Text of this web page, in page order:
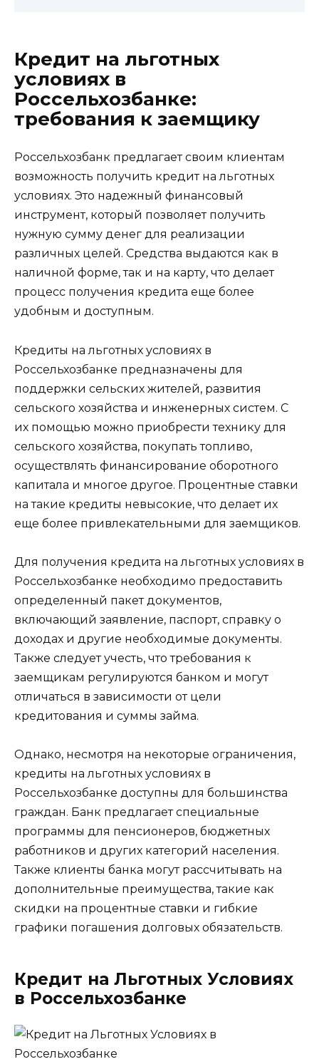
Кредит на льготных
условиях в
Россельхозбанке:
требования к заемщику
Россельхозбанк предлагает своим клиентам
возможность получить кредит на льготных
условиях. Это надежный финансовый
инструмент, который позволяет получить
нужную сумму денег для реализации
различных целей. Средства выдаются как в
наличной форме, так и на карту, что делает
процесс получения кредита еще более
удобным и доступным.
Кредиты на льготных условиях в
Россельхозбанке предназначены для
поддержки сельских жителей, развития
сельского хозяйства и инженерных систем. С
их помощью можно приобрести технику для
сельского хозяйства, покупать топливо,
осуществлять финансирование оборотного
капитала и многое другое. Процентные ставки
на такие кредиты невысокие, что делает их
еще более привлекательными для заемщиков.
Для получения кредита на льготных условиях в
Россельхозбанке необходимо предоставить
определенный пакет документов,
включающий заявление, паспорт, справку о
доходах и другие необходимые документы.
Также следует учесть, что требования к
заемщикам регулируются банком и могут
отличаться в зависимости от цели
кредитования и суммы займа.
Однако, несмотря на некоторые ограничения,
кредиты на льготных условиях в
Россельхозбанке доступны для большинства
граждан. Банк предлагает специальные
программы для пенсионеров, бюджетных
работников и других категорий населения.
Также клиенты банка могут рассчитывать на
дополнительные преимущества, такие как
скидки на процентные ставки и гибкие
графики погашения долговых обязательств.
Кредит на Льготных Условиях
в Россельхозбанке